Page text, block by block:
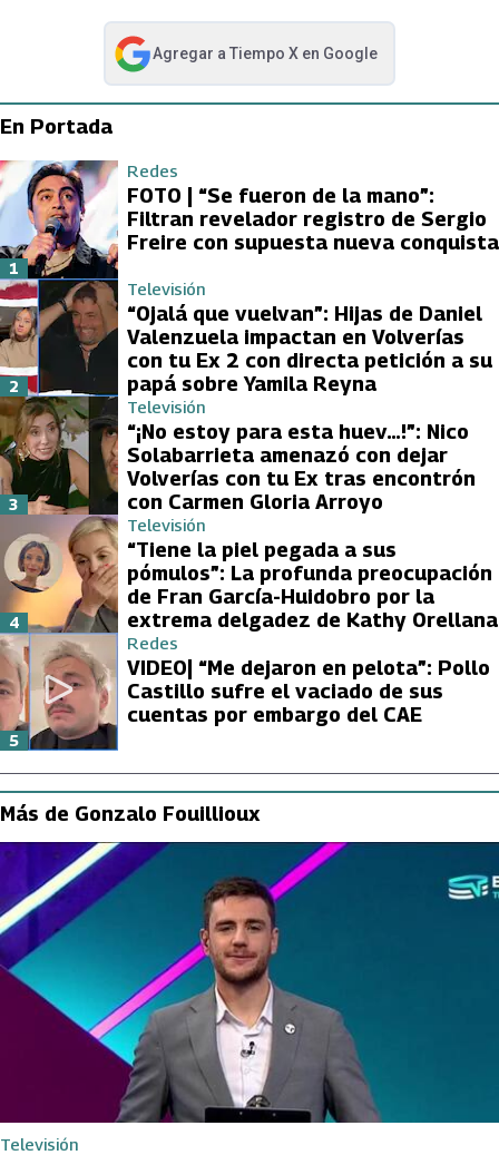
Agregar a Tiempo Xen Google
abre en nueva pestaña
En Portada
Redes
FOTO | “Se fueron de la mano”:
Filtran revelador registro de Sergio
Freire con supuesta nueva conquista
1
Televisión
“Ojalá que vuelvan”: Hijas de Daniel
Valenzuela impactan en Volverías
con tu Ex 2 con directa petición a su
papá sobre Yamila Reyna
2
Televisión
“¡No estoy para esta huev…!”: Nico
Solabarrieta amenazó con dejar
Volverías con tu Ex tras encontrón
con Carmen Gloria Arroyo
3
Televisión
“Tiene la piel pegada a sus
pómulos”: La profunda preocupación
de Fran García-Huidobro por la
extrema delgadez de Kathy Orellana
4
Redes
VIDEO| “Me dejaron en pelota”: Pollo
Castillo sufre el vaciado de sus
cuentas por embargo del CAE
5
Más de Gonzalo Fouillioux
Televisión